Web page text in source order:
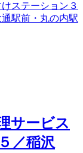
ステーション３
駅前・丸の内駅
サービス
／稲沢